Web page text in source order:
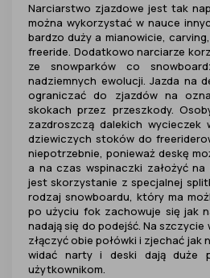
Narciarstwo zjazdowe jest tak
można wykorzystać w nauce
bardzo duży a mianowicie,
freeride. Dodatkowo narciarze
ze snowparków co
nadziemnych ewolucji. Jazda na
ograniczać do zjazdów na
skokach przez przeszkody.
zazdroszczą dalekich wycieczek
dziewiczych stoków do
niepotrzebnie, ponieważ deskę
a na czas wspinaczki założyć
jest skorzystanie z specjalnej
rodzaj snowboardu, który ma
po użyciu fok zachowuje się jak
nadają się do podejść. Na
złączyć obie połówki i zjechać jak
widać narty i deski dają duże
użytkownikom.